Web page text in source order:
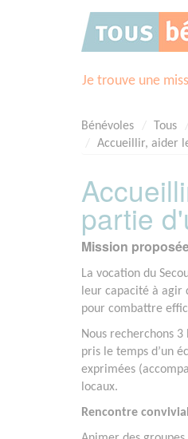
Je trouve une
Bénévoles Tous
Accueillir, aider
partie
Mission
La vocation du
leur capacité à agir
pour combattre
Nous recherchons
pris le temps d’un
exprimées
locaux.
Rencontre